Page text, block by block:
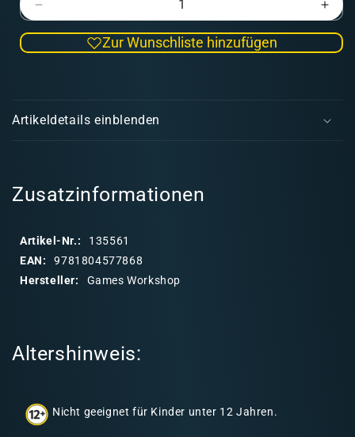
Sigmar:
Kriegsbuch
Zur Wunschliste hinzufügen
n
a
b
I
Artikeldetails einblenden
Zusatzinformationen
Artikel-Nr.:
135561
EAN:
9781804577868
Hersteller:
Games Workshop
Altershinweis:
Nicht geeignet für Kinder unter 12 Jahren.